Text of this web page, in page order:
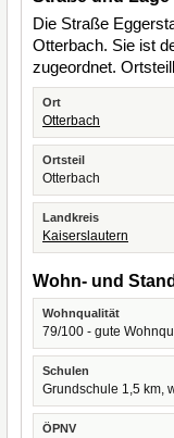
Die Straße
Otterbach. Sie ist
zugeordnet.
Ort
Otterbach
Ortsteil
Otterbach
Landkreis
Kaiserslautern
Wohn- und
Wohnqualität
79/100 - gute
Schulen
Grundschule 1,5 km,
ÖPNV